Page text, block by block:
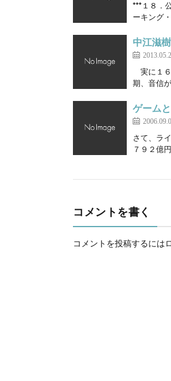
***１８．
ーキング
中江滋
実に１
期、音信
ゲーム
さて、ラ
７９２億
コメントを書く
コメントを投稿するには